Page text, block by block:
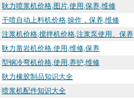
耿力喷浆机价格,图片,使用,保养,维修
干喷自动上料机价格,操作，保养,维修
注浆机价格,搅拌机价格,注浆泵使用、保养
耿力凿岩机价格.使用,维修,保养
型钢冷弯机价格,使用,养护,维修
耿力橡胶制品知识大全
喷浆机配件知识大全